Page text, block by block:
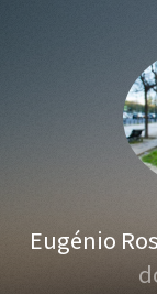
Eugénio